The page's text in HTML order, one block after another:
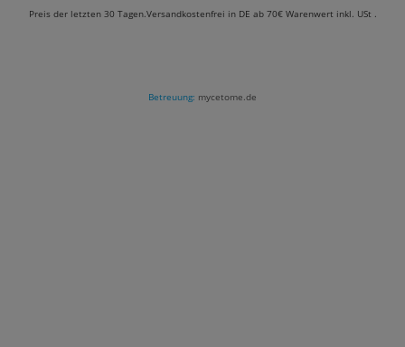
Preis der letzten 30 Tagen.Versandkostenfrei in DE ab 70€ Warenwert inkl. USt .
Betreuung: mycetome.de